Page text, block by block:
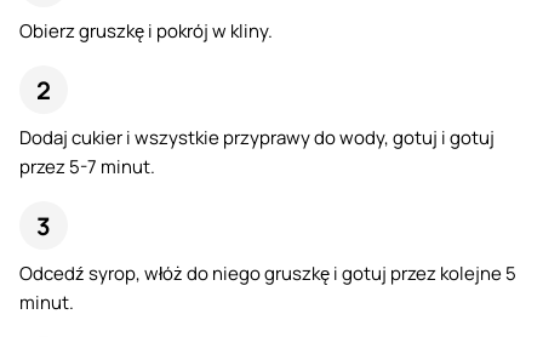
Obierz gruszkę i pokrój w kliny.
Dodaj cukier i wszystkie przyprawy do wody, gotuj i gotuj
przez 5-7 minut.
Odcedź syrop, włóż do niego gruszkę i gotuj przez kolejne 5
minut.